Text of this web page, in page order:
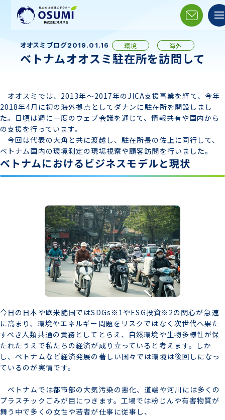
オオスミブログ2019.01.16 環境 海外
ベトナムオオスミ駐在所を訪問して
オオスミでは、2013年～2017年のJICA支援事業を経て、今年
2018年4月に初の海外拠点としてダナンに駐在所を開設しまし
た。日頃は週に一度のウェブ会議を通じて、情報共有や国内から
の支援を行っています。
今回は代表の大角と共に渡越し、駐在所長の佐上に同行して、
ベトナム国内の環境測定の現場視察や顧客訪問を行いました。
ベトナムにおけるビジネスモデルと現状
今日の日本や欧米諸国ではSDGs※1やESG投資※2の関心が急速
に高まり、環境やエネルギー問題をリスクではなく次世代へ果た
すべき人類共通の責務としてとらえ、自然環境や生物多様性が保
たれたうえで私たちの経済が成り立っていると考えます。しか
し、ベトナムなど経済発展の著しい国々では環境は後回しになっ
ているのが実情です。
ベトナムでは都市部の大気汚染の悪化、道端や河川には多くの
プラスチックごみが目につきます。工場では粉じんや有害物質が
舞う中で多くの女性や若者が仕事に従事し、